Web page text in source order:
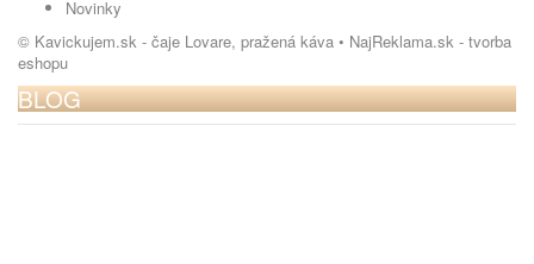
Novinky
© Kavickujem.sk - čaje Lovare, pražená káva • NajReklama.sk - tvorba
eshopu
BLOG